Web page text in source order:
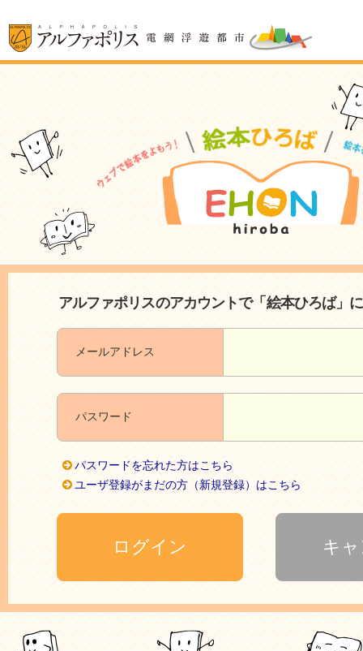
アルファポリスのアカウントで「絵本ひろば」
メールアドレス
パスワード
パスワードを忘れた方はこちら
ユーザ登録がまだの方（新規登録）はこちら